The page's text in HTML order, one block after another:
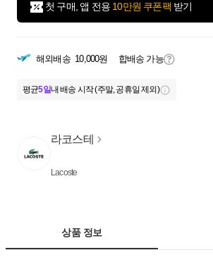
첫 구매, 앱 전용 10만원 쿠폰팩 받기
해외배송 10,000원 합배송 가능
평균5일내 배송 시작 (주말, 공휴일 제외)
라코스테
Lacoste
상품 정보